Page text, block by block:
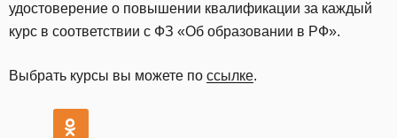
удостоверение о повышении квалификации за каждый
курс в соответствии с ФЗ «Об образовании в РФ».
Выбрать курсы вы можете по ссылке.